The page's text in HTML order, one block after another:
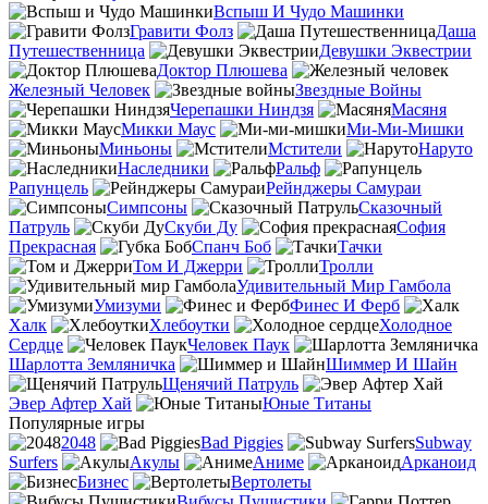
Вспыш И Чудо Машинки
Гравити Фолз
Даша
Путешественница
Девушки Эквестрии
Доктор Плюшева
Железный Человек
Звездные Войны
Черепашки Ниндзя
Масяня
Микки Маус
Ми-Ми-Мишки
Миньоны
Мстители
Наруто
Наследники
Ральф
Рапунцель
Рейнджеры Самураи
Симпсоны
Сказочный
Патруль
Скуби Ду
София
Прекрасная
Спанч Боб
Тачки
Том И Джерри
Тролли
Удивительный Мир Гамбола
Умизуми
Финес И Ферб
Халк
Хлебоутки
Холодное
Сердце
Человек Паук
Шарлотта Земляничка
Шиммер И Шайн
Щенячий Патруль
Эвер Афтер Хай
Юные Титаны
Популярные игры
2048
Bad Piggies
Subway
Surfers
Акулы Аниме
Арканоид
Бизнес
Вертолеты